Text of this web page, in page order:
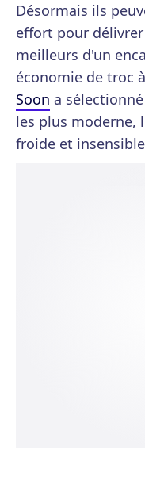
Désormais ils
effort pour
meilleurs d'un
économie de troc
Soon a
les plus moderne,
froide et